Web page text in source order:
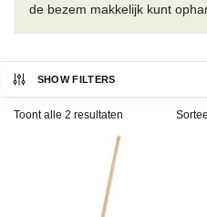
de bezem makkelijk kunt
SHOW FILTERS
Toont alle 2 resultaten Gesorteerd